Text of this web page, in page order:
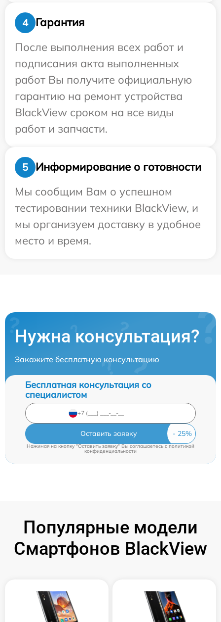
4
Гарантия
После выполнения всех работ и
подписания акта выполненных
работ Вы получите официальную
гарантию на ремонт устройства
BlackView сроком на все виды
работ и запчасти.
5
Информирование о готовности
Мы сообщим Вам о успешном
тестировании техники BlackView, и
мы организуем доставку в удобное
место и время.
Нужна консультация?
Закажите бесплатную консультацию
Бесплатная консультация со
специалистом
Оставить заявку
Нажимая на кнопку "Оставить заявку" Вы соглашаетесь cполитикой
конфиденциальности
Популярные модели
Смартфонов BlackView